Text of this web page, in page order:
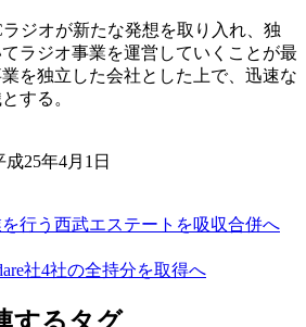
ジオが新たな発想を取り入れ、独
ラジオ事業を運営していくことが最
を独立した会社とした上で、迅速な
する。
25年4月1日
行う西武エステートを吸収合併へ
社4社の全持分を取得へ
するタグ